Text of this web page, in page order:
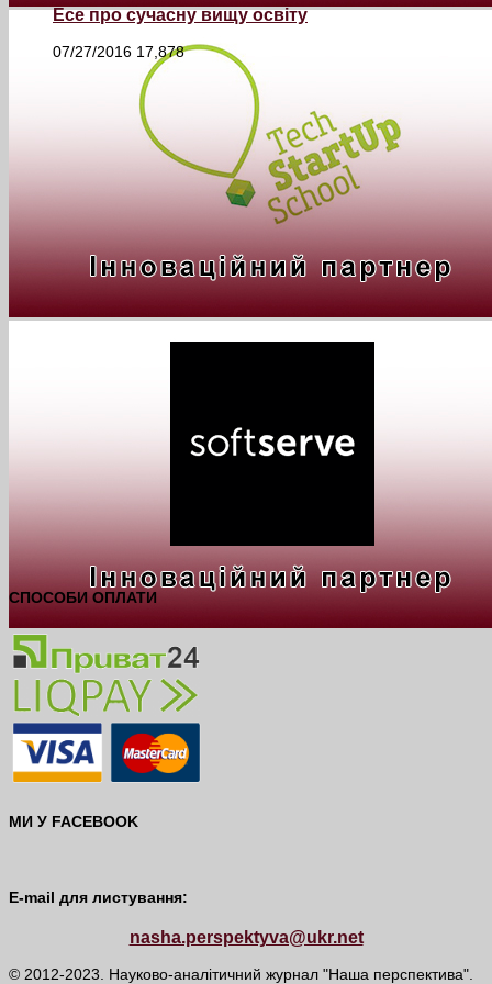
Есе про сучасну вищу освіту
07/27/2016 17,878
СПОСОБИ ОПЛАТИ
МИ У FACEBOOK
E-mail для листування:
nasha.perspektyva@ukr.net
© 2012-2023. Науково-аналітичний журнал "Наша перспектива".